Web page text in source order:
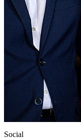
Social